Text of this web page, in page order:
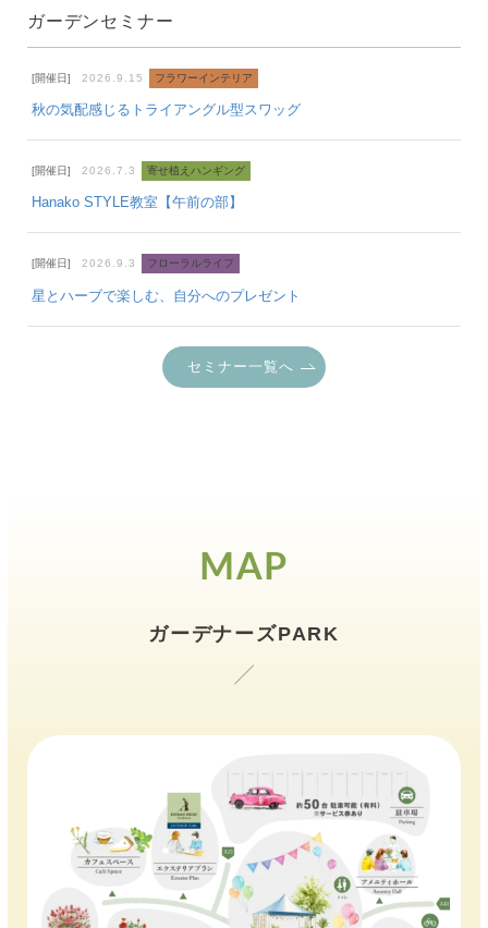
ガーデンセミナー
[開催日] 2026.9.15 フラワーインテリア
秋の気配感じるトライアングル型スワッグ
[開催日] 2026.7.3 寄せ植えハンギング
Hanako STYLE教室【午前の部】
[開催日] 2026.9.3 フローラルライフ
星とハーブで楽しむ、自分へのプレゼント
セミナー一覧へ
MAP
ガーデナーズPARK